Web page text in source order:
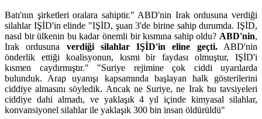
Batı'nın şirketleri oralara sahiptir." ABD'nin Irak ordusuna verdiği
silahlar IŞİD'in elinde "IŞİD, şuan 3'de birine sahip durumda. IŞİD,
nasıl bir ülkenin bu kadar önemli bir kısmına sahip oldu? ABD'nin,
Irak ordusuna verdiği silahlar IŞİD'in eline geçti.ABD'nin
önderlik ettiği koalisyonun, kısmi bir faydası olmuştur, IŞİD'i
kısmen caydırmıştır." "Suriye rejimine çok ciddi uyarılarda
bulunduk. Arap uyanışı kapsamında başlayan halk gösterilerini
ciddiye almasını söyledik. Ancak ne Suriye, ne Irak bu tavsiyeleri
ciddiye dahi almadı, ve yaklaşık 4 yıl içinde kimyasal silahlar,
konvansiyonel silahlar ile yaklaşık 300 bin insan öldürüldü"